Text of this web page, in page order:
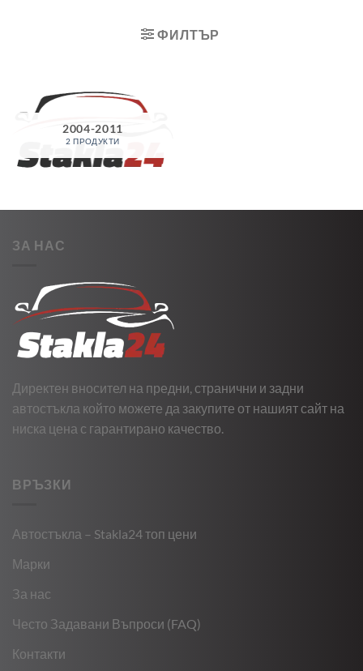
ФИЛТЪР
2004-2011
2 ПРОДУКТИ
ЗА НАС
Директен вносител на предни, странични и задни
автостъкла който можете да закупите от нашият сайт на
ниска цена с гарантирано качество.
ВРЪЗКИ
Автостъкла – Stakla24 топ цени
Марки
За нас
Често Задавани Въпроси (FAQ)
Контакти